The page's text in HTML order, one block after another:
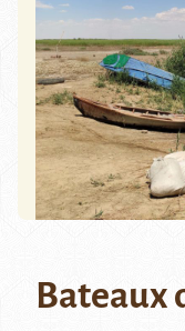
Bateaux